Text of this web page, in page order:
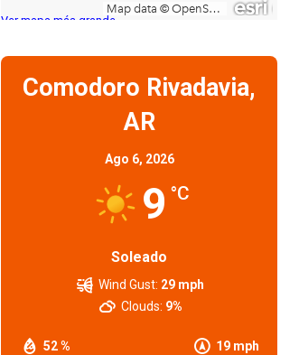
Ver mapa más grande
Comodoro Rivadavia,
AR
Ago 6, 2026
9 °C
Soleado
52 % 19 mph
Wind Gust: 29 mph
Clouds: 9%